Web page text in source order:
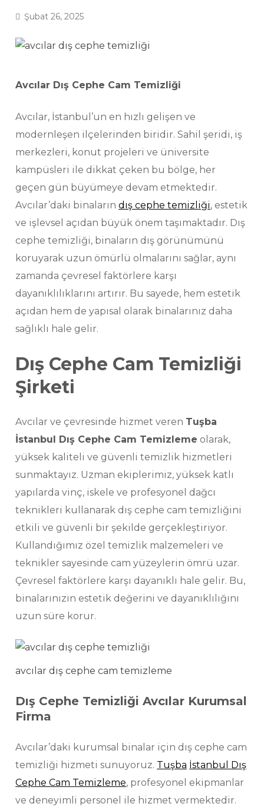
Şubat 26, 2025
Avcılar Dış Cephe Cam Temizliği
Avcılar, İstanbul’un en hızlı gelişen ve
modernleşen ilçelerinden biridir. Sahil şeridi, iş
merkezleri, konut projeleri ve üniversite
kampüsleri ile dikkat çeken bu bölge, her
geçen gün büyümeye devam etmektedir.
Avcılar’daki binalarındış cephe temizliği, estetik
ve işlevsel açıdan büyük önem taşımaktadır. Dış
cephe temizliği, binaların dış görünümünü
koruyarak uzun ömürlü olmalarını sağlar, aynı
zamanda çevresel faktörlere karşı
dayanıklılıklarını artırır. Bu sayede, hem estetik
açıdan hem de yapısal olarak binalarınız daha
sağlıklı hale gelir.
Dış Cephe Cam Temizliği
Şirketi
Avcılar ve çevresinde hizmet veren Tuşba
İstanbul Dış Cephe Cam Temizleme olarak,
yüksek kaliteli ve güvenli temizlik hizmetleri
sunmaktayız. Uzman ekiplerimiz, yüksek katlı
yapılarda vinç, iskele ve profesyonel dağcı
teknikleri kullanarak dış cephe cam temizliğini
etkili ve güvenli bir şekilde gerçekleştiriyor.
Kullandığımız özel temizlik malzemeleri ve
teknikler sayesinde cam yüzeylerin ömrü uzar.
Çevresel faktörlere karşı dayanıklı hale gelir. Bu,
binalarınızın estetik değerini ve dayanıklılığını
uzun süre korur.
avcılar dış cephe cam temizleme
Dış Cephe Temizliği Avcılar Kurumsal
Firma
Avcılar’daki kurumsal binalar için dış cephe cam
temizliği hizmeti sunuyoruz. Tuşba İstanbul Dış
Cephe Cam Temizleme, profesyonel ekipmanlar
ve deneyimli personel ile hizmet vermektedir.